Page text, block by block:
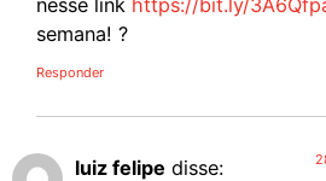
nesse link https://bit.ly/
semana! ?
Responder
luiz felipe disse: